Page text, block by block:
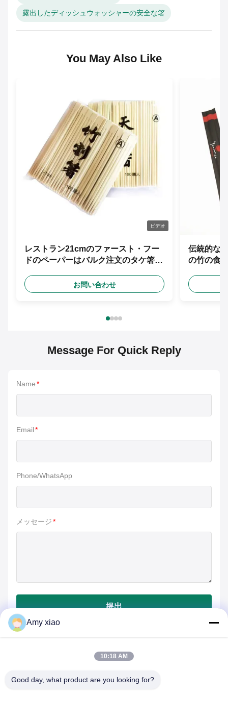
露出したディッシュウォッシャーの安全な箸
You May Also Like
ビデオ
レストラン21cmのファースト・フー
ドのペーパーはバルク注文のタケ箸を
お問い合わせ
伝統的な
の竹の食
Message For Quick Reply
Name*
Email*
Phone/WhatsApp
メッセージ*
提出
Amy xiao
10:18 AM
Good day, what product are you looking for?